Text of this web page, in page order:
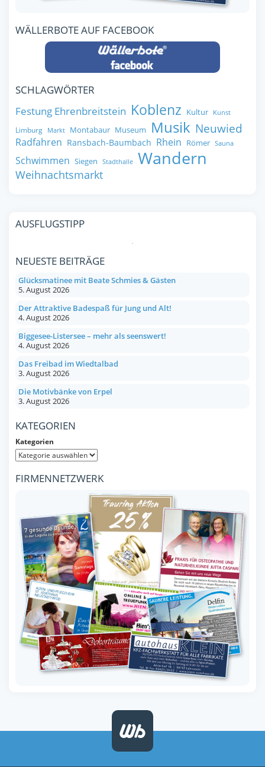
WÄLLERBOTE AUF FACEBOOK
SCHLAGWÖRTER
Festung Ehrenbreitstein Koblenz Kultur Kunst
Limburg Markt Montabaur Museum Musik Neuwied
Radfahren Ransbach-Baumbach Rhein Römer Sauna
Schwimmen Siegen Stadthalle Wandern
Weihnachtsmarkt
AUSFLUGSTIPP
NEUESTE BEITRÄGE
Glücksmatinee mit Beate Schmies & Gästen
5. August 2026
Der Attraktive Badespaß für Jung und Alt!
4. August 2026
Biggesee-Listersee – mehr als seenswert!
4. August 2026
Das Freibad im Wiedtalbad
3. August 2026
Die Motivbänke von Erpel
3. August 2026
KATEGORIEN
Kategorien
FIRMENNETZWERK